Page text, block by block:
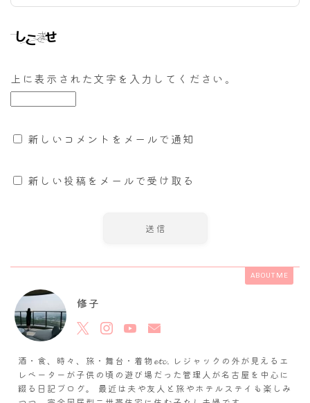
上に表示された文字を入力してください。
新しいコメントをメールで通知
新しい投稿をメールで受け取る
ABOUT ME
修子
酒・食、時々、旅・舞台・着物𝓮𝓽𝓬. レジャックの外が見えるエ
レベーターが子供の頃の遊び場だった管理人が名古屋を中心に
綴る日記ブログ。 最近は夫や友人と旅やホテルステイも楽しみ